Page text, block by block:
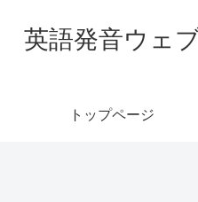
英語発音ウェ
トップページ